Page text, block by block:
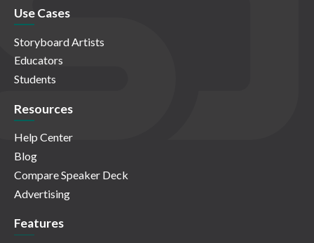
Use Cases
Storyboard Artists
Educators
Students
Resources
Help Center
Blog
Compare Speaker Deck
Advertising
Features